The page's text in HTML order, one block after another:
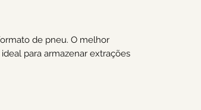
de pneu. O melhor
para armazenar extrações